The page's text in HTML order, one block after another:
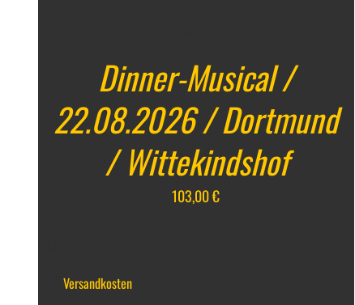
Dinner-Musical /
22.08.2026 / Dortmund
/ Wittekindshof
103,00€
Versandkosten